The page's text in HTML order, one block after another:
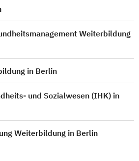
Weiterbildung
in Berlin
und Sozialwesen (IHK) in
Weiterbildung in Berlin